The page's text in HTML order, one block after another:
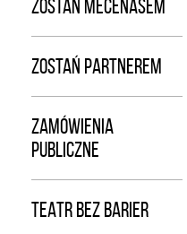
ZOSTAŃ MECENASEM
ZOSTAŃ PARTNEREM
ZAMÓWIENIA
PUBLICZNE
TEATR BEZ BARIER